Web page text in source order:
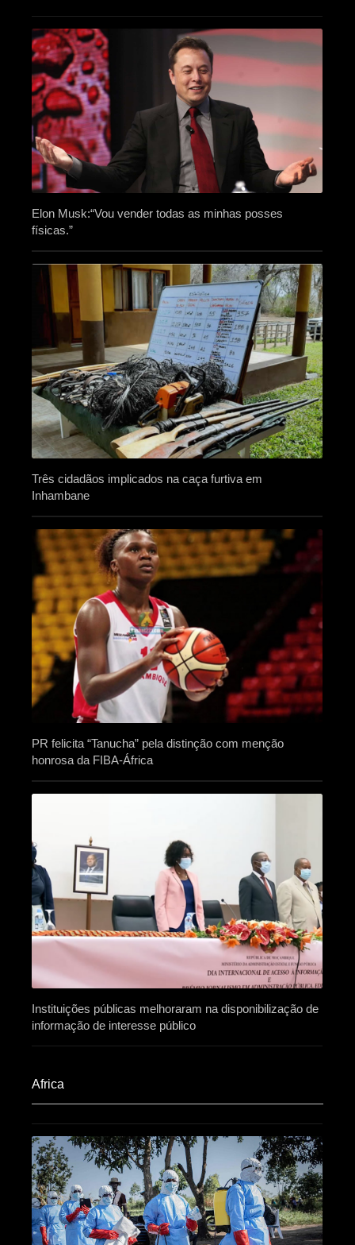
Elon Musk:“Vou vender todas as minhas posses
físicas.”
Três cidadãos implicados na caça furtiva em
Inhambane
PR felicita “Tanucha” pela distinção com menção
honrosa da FIBA-África
Instituições públicas melhoraram na disponibilização de
informação de interesse público
Africa​